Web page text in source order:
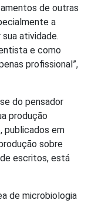
de outras
a
atividade.
e como
profissional”,
do pensador
produção
publicados em
sobre
escritos, está
de microbiologia